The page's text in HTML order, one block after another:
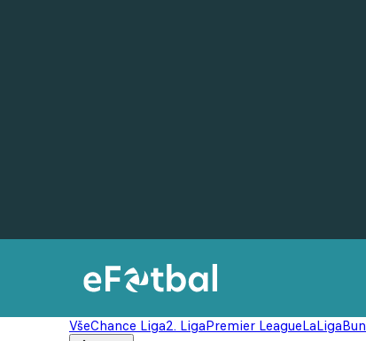
VšeChance Liga2. LigaPremier LeagueLaLiga